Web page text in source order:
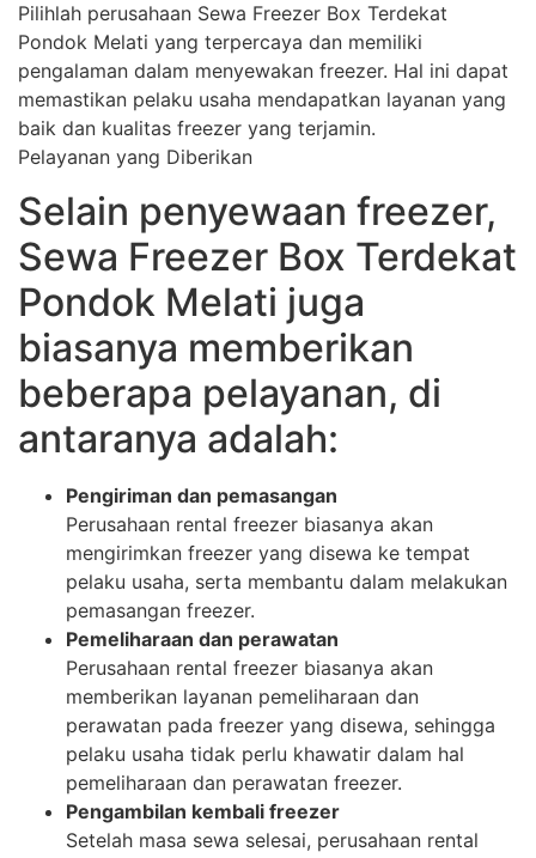
Pilihlah perusahaan Sewa Freezer Box Terdekat
Pondok Melati yang terpercaya dan memiliki
pengalaman dalam menyewakan freezer. Hal ini dapat
memastikan pelaku usaha mendapatkan layanan yang
baik dan kualitas freezer yang terjamin.
Pelayanan yang Diberikan
Selain penyewaan freezer,
Sewa Freezer Box Terdekat
Pondok Melati juga
biasanya memberikan
beberapa pelayanan, di
antaranya adalah:
Pengiriman dan pemasangan
Perusahaan rental freezer biasanya akan
mengirimkan freezer yang disewa ke tempat
pelaku usaha, serta membantu dalam melakukan
pemasangan freezer.
Pemeliharaan dan perawatan
Perusahaan rental freezer biasanya akan
memberikan layanan pemeliharaan dan
perawatan pada freezer yang disewa, sehingga
pelaku usaha tidak perlu khawatir dalam hal
pemeliharaan dan perawatan freezer.
Pengambilan kembali freezer
Setelah masa sewa selesai, perusahaan rental